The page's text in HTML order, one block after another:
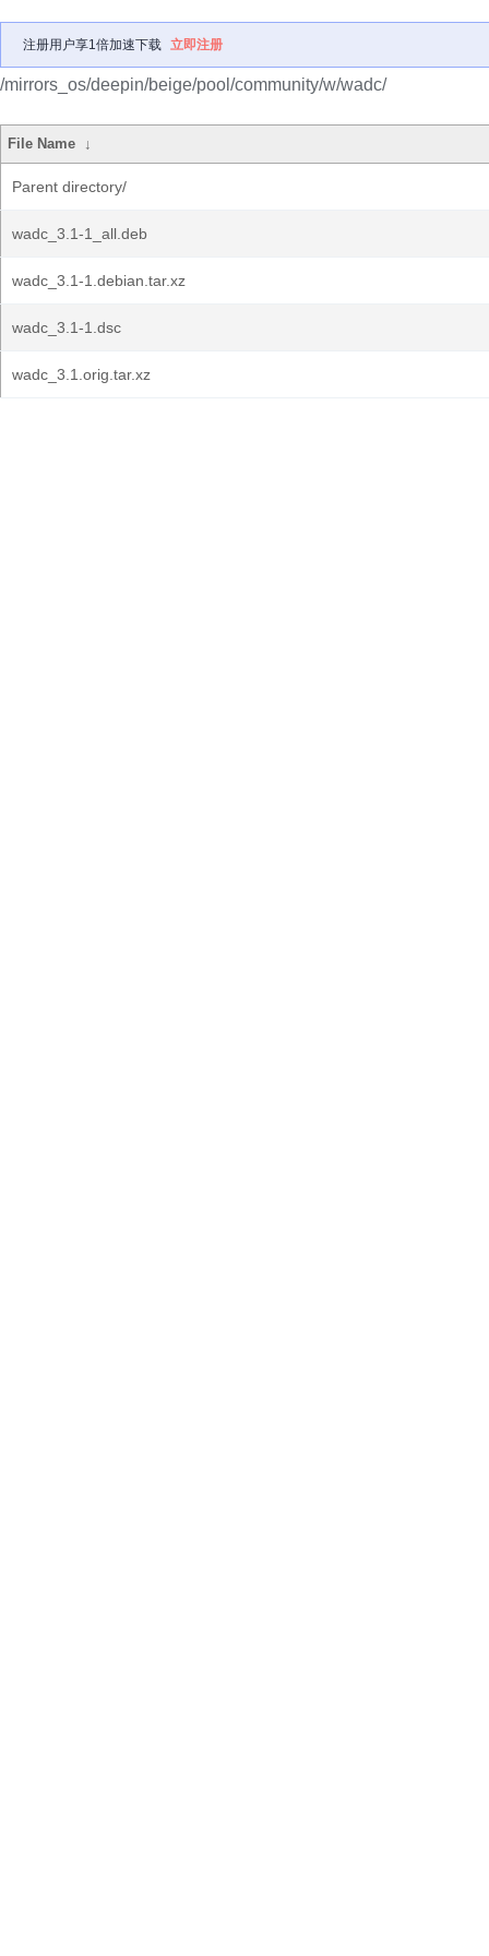
注册用户享1倍加速下载 立即注册
/mirrors_os/deepin/beige/pool/community/w/wadc/
File Name ↓
Parent directory/
wadc_3.1-1_all.deb
wadc_3.1-1.debian.tar.xz
wadc_3.1-1.dsc
wadc_3.1.orig.tar.xz